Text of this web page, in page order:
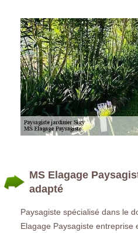
MS Elagage
adapté
Paysagiste spécialisé dans le
Elagage Paysagiste entreprise